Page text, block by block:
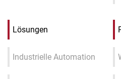
Lösungen
Industrielle Automation